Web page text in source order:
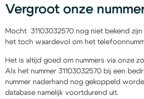
Vergroot onze
Mocht 31103032570 nog niet bekend
het toch waardevol om het
Het is altijd goed om nummers via onze
Als het nummer 31103032570 bij een
nummer naderhand nog gekoppeld
database namelijk voortdurend uit.